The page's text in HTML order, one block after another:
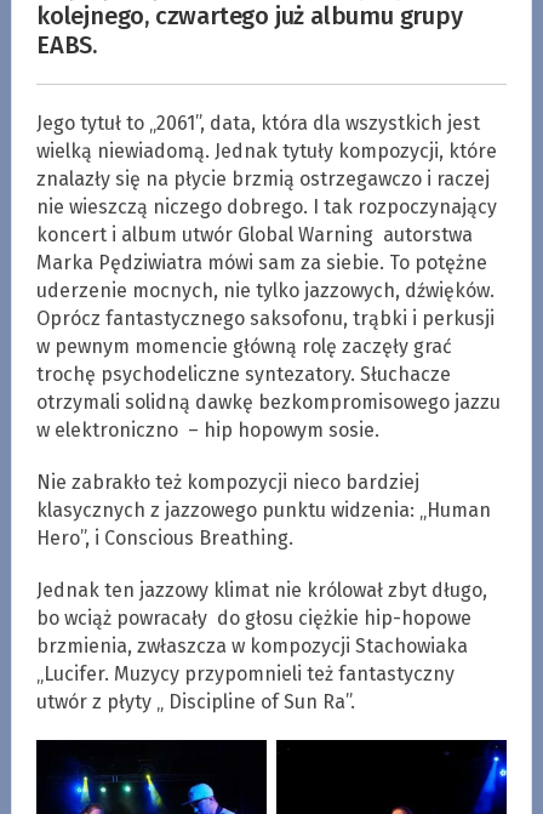
kolejnego, czwartego już albumu grupy
EABS.
Jego tytuł to „2061”, data, która dla wszystkich jest
wielką niewiadomą. Jednak tytuły kompozycji, które
znalazły się na płycie brzmią ostrzegawczo i raczej
nie wieszczą niczego dobrego. I tak rozpoczynający
koncert i album utwór Global Warning autorstwa
Marka Pędziwiatra mówi sam za siebie. To potężne
uderzenie mocnych, nie tylko jazzowych, dźwięków.
Oprócz fantastycznego saksofonu, trąbki i perkusji
w pewnym momencie główną rolę zaczęły grać
trochę psychodeliczne syntezatory. Słuchacze
otrzymali solidną dawkę bezkompromisowego jazzu
w elektroniczno – hip hopowym sosie.
Nie zabrakło też kompozycji nieco bardziej
klasycznych z jazzowego punktu widzenia: „Human
Hero”, i Conscious Breathing.
Jednak ten jazzowy klimat nie królował zbyt długo,
bo wciąż powracały do głosu ciężkie hip-hopowe
brzmienia, zwłaszcza w kompozycji Stachowiaka
„Lucifer. Muzycy przypomnieli też fantastyczny
utwór z płyty „ Discipline of Sun Ra”.